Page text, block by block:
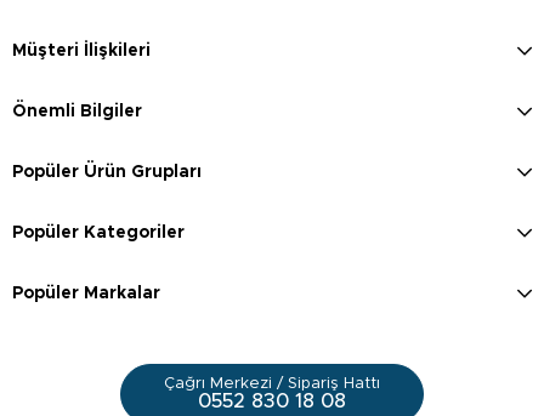
Müşteri İlişkileri
Önemli Bilgiler
Popüler Ürün Grupları
Popüler Kategoriler
Popüler Markalar
Çağrı Merkezi / Sipariş Hattı
0552 830 18 08